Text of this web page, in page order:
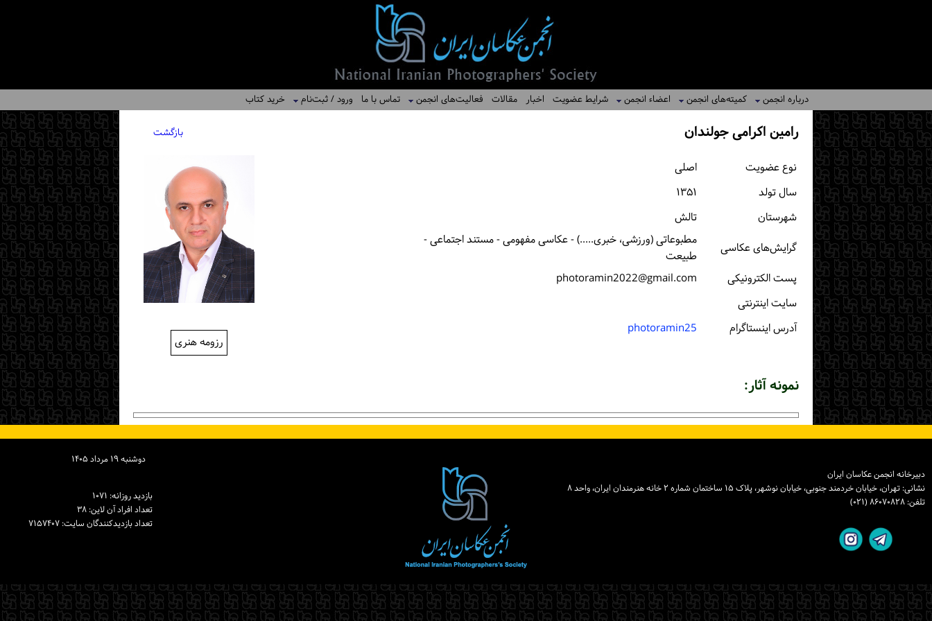
درباره انجمن کمیته‌های انجمن اعضاء انجمن شرایط عضویت اخبار مقالات فعالیت‌های انجمن تماس با ما ورود / ثبت‌نام خرید کتاب
رامین اکرامی جولندان بازگشت
رزومه هنری
نوع عضویت
اصلی
سال تولد
۱۳۵۱
شهرستان
تالش
گرایش‌های عکاسی
مطبوعاتی (ورزشی، خبری.....) - عکاسی مفهومی - مستند اجتماعی -
طبیعت
پست الكترونیكی
photoramin2022@gmail.com
سایت اینترنتی
آدرس اینستاگرام
photoramin25
نمونه آثار:
دوشنبه ۱۹ مرداد ۱۴۰۵
بازدید روزانه: ۱۰۷۱
تعداد افراد آن لاین: ۳۸
تعداد بازدیدكنندگان سایت: ۷۱۵۷۴۰۷
دبیرخانه انجمن عکاسان ایران
نشانی: تهران، خیابان خردمند جنوبی، خیابان نوشهر، پلاک ۱۵ ساختمان شماره ۲ خانه هنرمندان ایران، واحد ۸
تلفن: ۸۶۰۷۰۸۲۸ (۰۲۱)